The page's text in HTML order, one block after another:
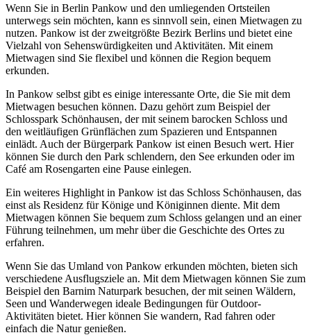
Wenn Sie in Berlin Pankow und den umliegenden Ortsteilen
unterwegs sein möchten, kann es sinnvoll sein, einen Mietwagen zu
nutzen. Pankow ist der zweitgrößte Bezirk Berlins und bietet eine
Vielzahl von Sehenswürdigkeiten und Aktivitäten. Mit einem
Mietwagen sind Sie flexibel und können die Region bequem
erkunden.
In Pankow selbst gibt es einige interessante Orte, die Sie mit dem
Mietwagen besuchen können. Dazu gehört zum Beispiel der
Schlosspark Schönhausen, der mit seinem barocken Schloss und
den weitläufigen Grünflächen zum Spazieren und Entspannen
einlädt. Auch der Bürgerpark Pankow ist einen Besuch wert. Hier
können Sie durch den Park schlendern, den See erkunden oder im
Café am Rosengarten eine Pause einlegen.
Ein weiteres Highlight in Pankow ist das Schloss Schönhausen, das
einst als Residenz für Könige und Königinnen diente. Mit dem
Mietwagen können Sie bequem zum Schloss gelangen und an einer
Führung teilnehmen, um mehr über die Geschichte des Ortes zu
erfahren.
Wenn Sie das Umland von Pankow erkunden möchten, bieten sich
verschiedene Ausflugsziele an. Mit dem Mietwagen können Sie zum
Beispiel den Barnim Naturpark besuchen, der mit seinen Wäldern,
Seen und Wanderwegen ideale Bedingungen für Outdoor-
Aktivitäten bietet. Hier können Sie wandern, Rad fahren oder
einfach die Natur genießen.